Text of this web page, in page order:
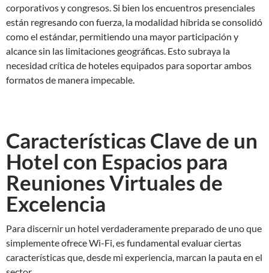
corporativos y congresos. Si bien los encuentros presenciales
están regresando con fuerza, la modalidad híbrida se consolidó
como el estándar, permitiendo una mayor participación y
alcance sin las limitaciones geográficas. Esto subraya la
necesidad crítica de hoteles equipados para soportar ambos
formatos de manera impecable.
Características Clave de un
Hotel con Espacios para
Reuniones Virtuales de
Excelencia
Para discernir un hotel verdaderamente preparado de uno que
simplemente ofrece Wi-Fi, es fundamental evaluar ciertas
características que, desde mi experiencia, marcan la pauta en el